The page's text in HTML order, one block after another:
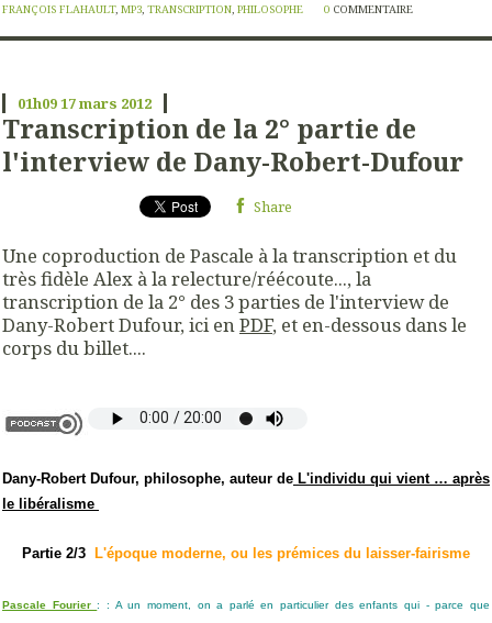
FRANÇOIS FLAHAULT, MP3, TRANSCRIPTION, PHILOSOPHE 0 COMMENTAIRE
01h0917mars 2012
Transcription de la 2° partie de
l'interview de Dany-Robert-Dufour
Share
Une coproduction de Pascale à la transcription et du
très fidèle Alex à la relecture/réécoute..., la
transcription de la 2° des 3 parties de l'interview de
Dany-Robert Dufour, ici enPDF, et en-dessous dans le
corps du billet....
Dany-Robert Dufour, philosophe, auteur de L'individu qui vient … après
le libéralisme
Partie 2/3 L'époque moderne, ou les prémices du laisser-fairisme
Pascale Fourier: : A un moment, on a parlé en particulier des enfants qui - parce que